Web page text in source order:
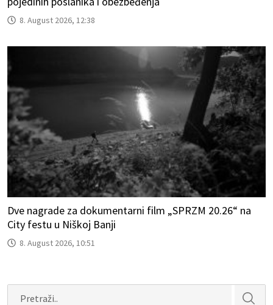
8. August 2026, 12:38
Dve nagrade za dokumentarni film „SPRZM 20.26“ na
City festu u Niškoj Banji
8. August 2026, 10:51